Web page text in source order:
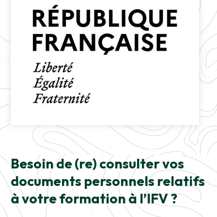
Besoin de (re) consulter vos
documents personnels relatifs
à votre formation à l’IFV ?